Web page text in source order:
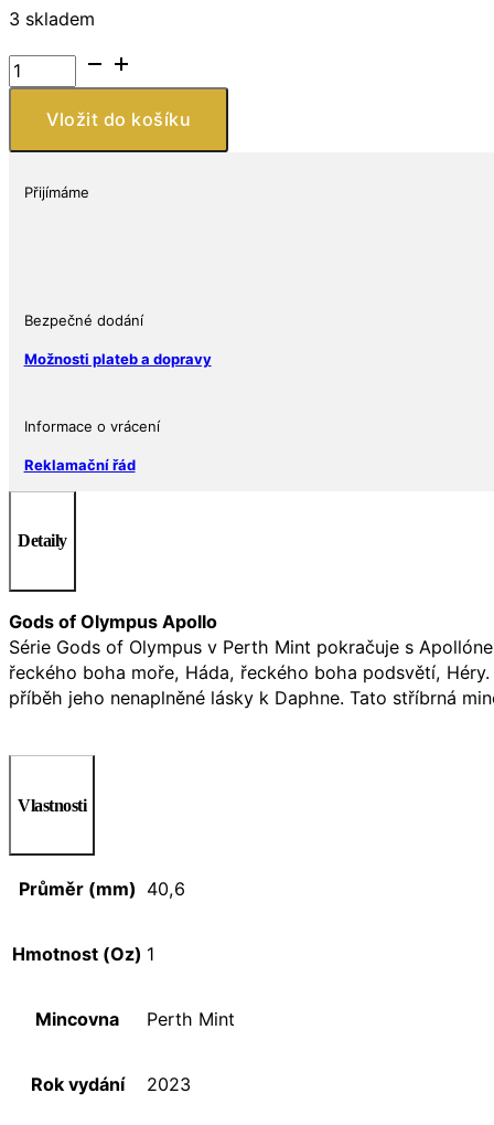
3 skladem
Stříbrná
mince
Apollo
množství
Vložit do košíku
Přijímáme
Bezpečné dodání
Možnosti plateb a dopravy
Informace o vrácení
Reklamační řád
Detaily
Gods of Olympus Apollo
Série Gods of Olympus v Perth Mint pokračuje s
řeckého boha moře, Háda, řeckého boha podsvětí,
příběh jeho nenaplněné lásky k Daphne. Tato stříbrná
Vlastnosti
Průměr (mm) 40,6
Hmotnost (Oz) 1
Mincovna Perth Mint
Rok vydání 2023